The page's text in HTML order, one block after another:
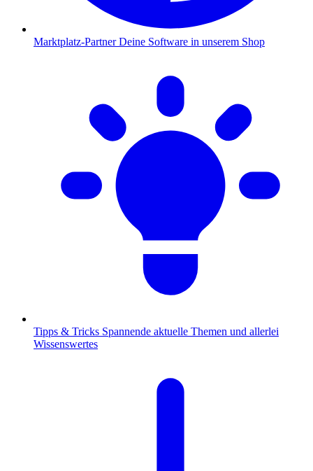
Marktplatz-Partner Deine Software in unserem Shop
Tipps & Tricks Spannende aktuelle Themen und allerlei
Wissenswertes